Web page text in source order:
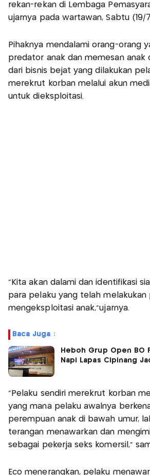
rekan-rekan di Lembaga
ujarnya pada wartawan, Sabtu (19/
Pihaknya mendalami orang-orang
predator anak dan memesan anak
dari bisnis bejat yang dilakukan
merekrut korban melalui akun
untuk dieksploitasi.
"Kita akan dalami dan identifikasi
para pelaku yang telah melakukan
mengeksploitasi anak,”ujarnya.
Baca Juga :
Heboh Grup Open BO
Napi Lapas Cipinang
“Pelaku sendiri merekrut korban
yang mana pelaku awalnya
perempuan anak di bawah umur,
terangan menawarkan dan
sebagai pekerja seks komersil,"
Eco menerangkan, pelaku